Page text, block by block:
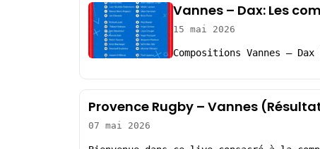
Vannes – Dax: Les
15 mai 2026
Compositions Vannes –
Provence Rugby – Vannes
07 mai 2026